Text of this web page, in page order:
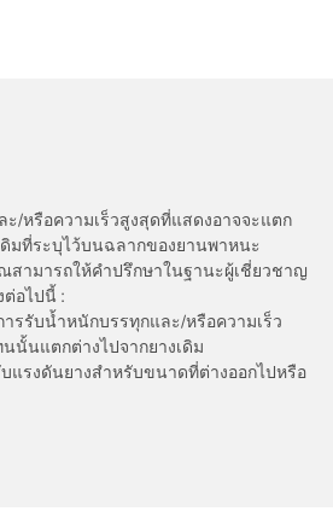
/หรือความเร็วสูงสุดที่แสดงอาจจะแตก
มที่ระบุไว้บนฉลากของยานพาหนะ
สามารถให้คำปรึกษาในฐานะผู้เชี่ยวชาญ
ต่อไปนี้ :
รรับน้ำหนักบรรทุกและ/หรือความเร็ว
นั้นแตกต่างไปจากยางเดิม
แรงดันยางสำหรับขนาดที่ต่างออกไปหรือ